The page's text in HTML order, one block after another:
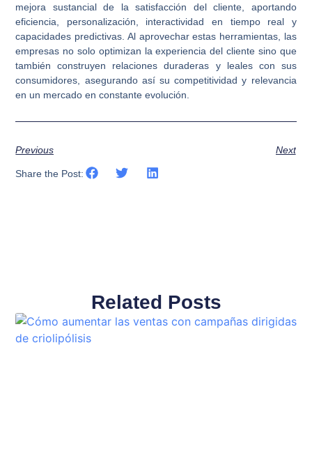
mejora sustancial de la satisfacción del cliente, aportando
eficiencia, personalización, interactividad en tiempo real y
capacidades predictivas. Al aprovechar estas herramientas, las
empresas no solo optimizan la experiencia del cliente sino que
también construyen relaciones duraderas y leales con sus
consumidores, asegurando así su competitividad y relevancia
en un mercado en constante evolución.
Previous Next
Share the Post:
Related Posts